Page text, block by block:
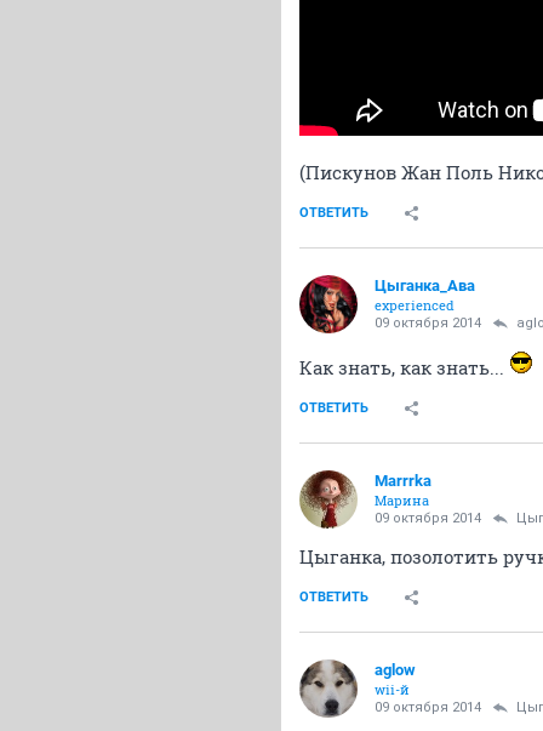
(Пискунов Жан Поль
ОТВЕТИТЬ
Цыганка_Ава
experienced
09 октября 2014
Как знать, как знать...
ОТВЕТИТЬ
Marrrka
Марина
09 октября 2014
Цыганка, позолотить
ОТВЕТИТЬ
aglow
wii-й
09 октября 2014